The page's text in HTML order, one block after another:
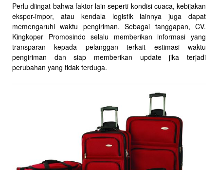
Perlu diingat bahwa faktor lain seperti kondisi cuaca, kebijakan
ekspor-impor, atau kendala logistik lainnya juga dapat
memengaruhi waktu pengiriman. Sebagai tanggapan, CV.
Kingkoper Promosindo selalu memberikan informasi yang
transparan kepada pelanggan terkait estimasi waktu
pengiriman dan siap memberikan update jika terjadi
perubahan yang tidak terduga.